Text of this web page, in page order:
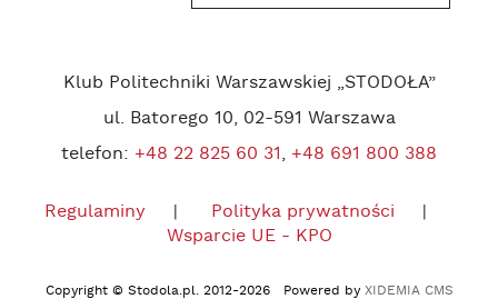
Klub Politechniki Warszawskiej „STODOŁA”
ul. Batorego 10, 02-591 Warszawa
telefon: +48 22 825 60 31, +48 691 800 388
Regulaminy
Polityka prywatności
Wsparcie UE - KPO
Copyright © Stodola.pl. 2012-2026 Powered by XIDEMIA CMS